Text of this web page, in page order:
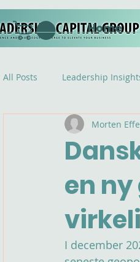
Home
All Posts Leadership
en
Morten
I december